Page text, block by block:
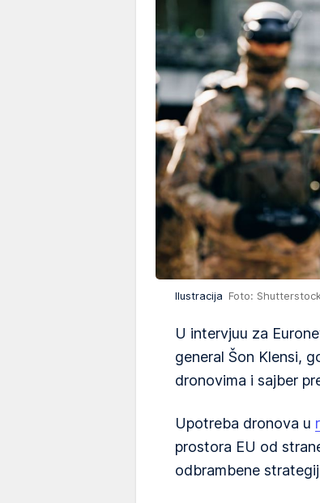
Ilustracija Foto: Shutterstock
U intervjuu za
general Šon Klensi,
dronovima i sajber
Upotreba dronova u
prostora EU od
odbrambene